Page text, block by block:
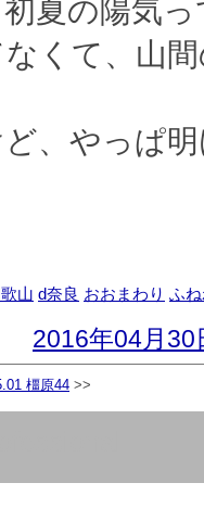
夏の陽気
くて、山
、やっぱ
山 d奈良 おおまわり ふ
2016年04月
橿原44 >>